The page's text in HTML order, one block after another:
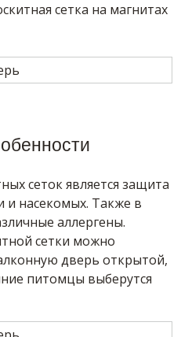
сетка на магнитах
сеток является защита
и насекомых. Также в
аллергены.
сетки можно
дверь открытой,
питомцы выберутся